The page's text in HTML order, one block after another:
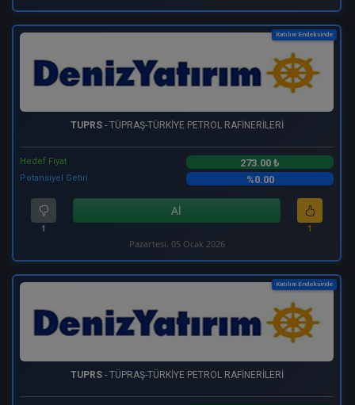
Katılım Endeksinde
TUPRS- TÜPRAŞ-TÜRKİYE PETROL RAFİNERİLERİ
Hedef Fiyat 273.00 ₺
Potansiyel Getiri %0.00
1
Al
1
Pazartesi, 05 Ocak 2026
Katılım Endeksinde
TUPRS- TÜPRAŞ-TÜRKİYE PETROL RAFİNERİLERİ